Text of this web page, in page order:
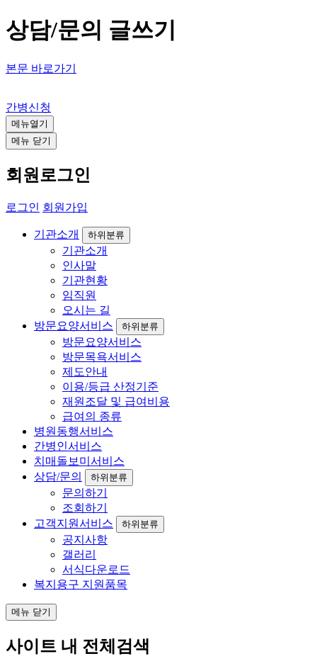
상담/문의 글쓰기
본문 바로가기
간병신청
메뉴열기
메뉴 닫기
회원로그인
로그인 회원가입
기관소개 하위분류
기관소개
인사말
기관현황
임직원
오시는 길
방문요양서비스
하위분류
방문요양서비스
방문목욕서비스
제도안내
이용/등급 산정기준
재원조달 및 급여비용
급여의 종류
병원동행서비스
간병인서비스
치매돌보미서비스
상담/문의
하위분류
문의하기
조회하기
고객지원서비스
하위분류
공지사항
갤러리
서식다운로드
복지용구 지원품목
메뉴 닫기
사이트 내 전체검색